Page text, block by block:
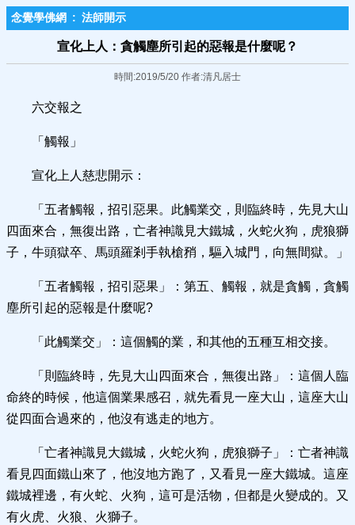
念覺學佛網 : 法師開示
宣化上人：貪觸塵所引起的惡報是什麼呢？
時間:2019/5/20 作者:清凡居士
六交報之
「觸報」
宣化上人慈悲開示：
「五者觸報，招引惡果。此觸業交，則臨終時，先見大山
四面來合，無復出路，亡者神識見大鐵城，火蛇火狗，虎狼獅
子，牛頭獄卒、馬頭羅剎手執槍矟，驅入城門，向無間獄。」
「五者觸報，招引惡果」：第五、觸報，就是貪觸，貪觸
塵所引起的惡報是什麼呢?
「此觸業交」：這個觸的業，和其他的五種互相交接。
「則臨終時，先見大山四面來合，無復出路」：這個人臨
命終的時候，他這個業果感召，就先看見一座大山，這座大山
從四面合過來的，他沒有逃走的地方。
「亡者神識見大鐵城，火蛇火狗，虎狼獅子」：亡者神識
看見四面鐵山來了，他沒地方跑了，又看見一座大鐵城。這座
鐵城裡邊，有火蛇、火狗，這可是活物，但都是火變成的。又
有火虎、火狼、火獅子。